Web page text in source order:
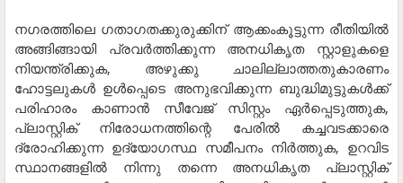
നഗരത്തിലെ ഗതാഗതക്കുരുക്കിന് ആക്കംകൂട്ടുന്ന രീതിയില്‍
അങ്ങിങ്ങായി പ്രവര്‍ത്തിക്കുന്ന അനധികൃത സ്റ്റാളുകളെ
നിയന്ത്രിക്കുക, അഴുക്കു ചാലില്ലാത്തതുകാരണം
ഹോട്ടലുകള്‍ ഉള്‍പ്പെടെ അനുഭവിക്കുന്ന ബുദ്ധിമുട്ടുകള്‍ക്ക്
പരിഹാരം കാണാന്‍ സീവേജ് സിസ്റ്റം ഏര്‍പ്പെടുത്തുക,
പ്ലാസ്റ്റിക് നിരോധനത്തിന്റെ പേരില്‍ കച്ചവടക്കാരെ
ദ്രോഹിക്കുന്ന ഉദ്യോഗസ്ഥ സമീപനം നിര്‍ത്തുക, ഉറവിട
സ്ഥാനങ്ങളില്‍ നിന്നു തന്നെ അനധികൃത പ്ലാസ്റ്റിക്